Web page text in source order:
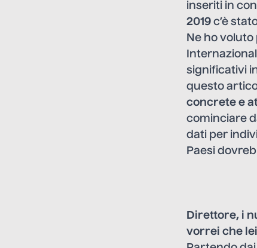
inseriti in
2019 c’è
Ne ho
significativi
questo
concrete e
cominciare
dati per
Paesi
Direttore, i
vorrei che